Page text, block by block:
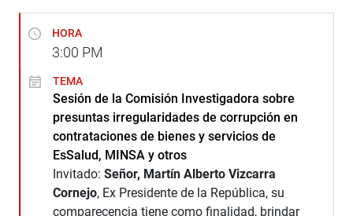
HORA
3:00 PM
TEMA
Sesión de la Comisión Investigadora sobre
presuntas irregularidades de corrupción en
contrataciones de bienes y servicios de
EsSalud, MINSA y otros
Invitado: Señor, Martín Alberto Vizcarra
Cornejo, Ex Presidente de la República, su
comparecencia tiene como finalidad, brindar